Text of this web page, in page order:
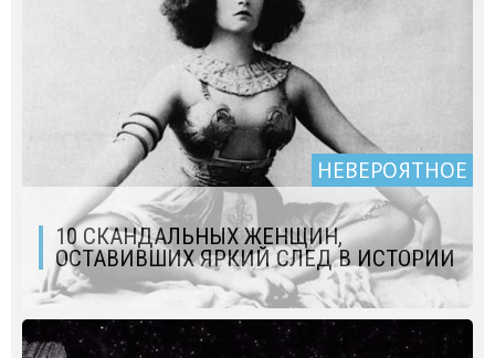
НЕВЕРОЯТНОЕ
10 СКАНДАЛЬНЫХ ЖЕНЩИН,
ОСТАВИВШИХ ЯРКИЙ СЛЕД В ИСТОРИИ